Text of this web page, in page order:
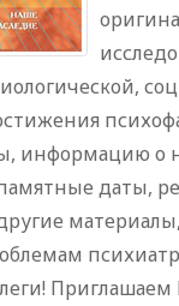
информацию о
даты,
Приглашаем